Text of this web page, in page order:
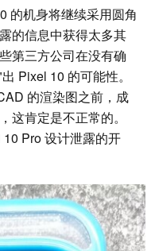
的机身将继续采用圆角
的信息中获得太多其
第三方公司在没有确
Pixel 10 的可能性。
的渲染图之前，成
这肯定是不正常的。
Pro 设计泄露的开